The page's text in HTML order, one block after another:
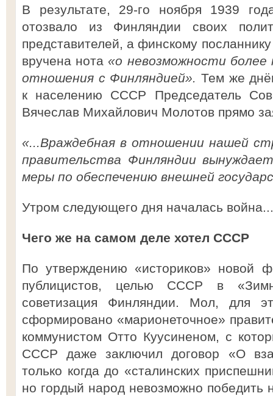
В результате, 29-го ноября 1939
отозвало из Финляндии своих
представителей, а финскому
вручена нота«о невозможности
отношения с Финляндией». Тем же
к населению СССР Председатель
Вячеслав Михайлович Молотов прямо
«...Враждебная в отношении нашей
правительства Финляндии
меры по обеспечению внешней
Утром следующего дня началась война...
Чего же на самом деле хотел СССР
По утверждению «историков» новой
публицистов, целью СССР в
советизация Финляндии. Мол, для
сформировано «марионеточное»
коммунистом Отто Куусиненом, с
СССР даже заключил договор «О
только когда до «сталинских
но гордый народ невозможно победить